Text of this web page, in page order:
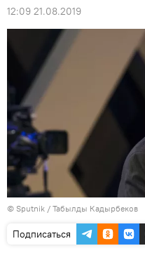
12:09 21.08.2019
© Sputnik / Табылды Кадырбеков
Подписаться